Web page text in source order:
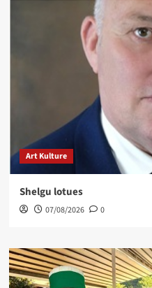
Art Kulture
Shelgu lotues
07/08/2026 0